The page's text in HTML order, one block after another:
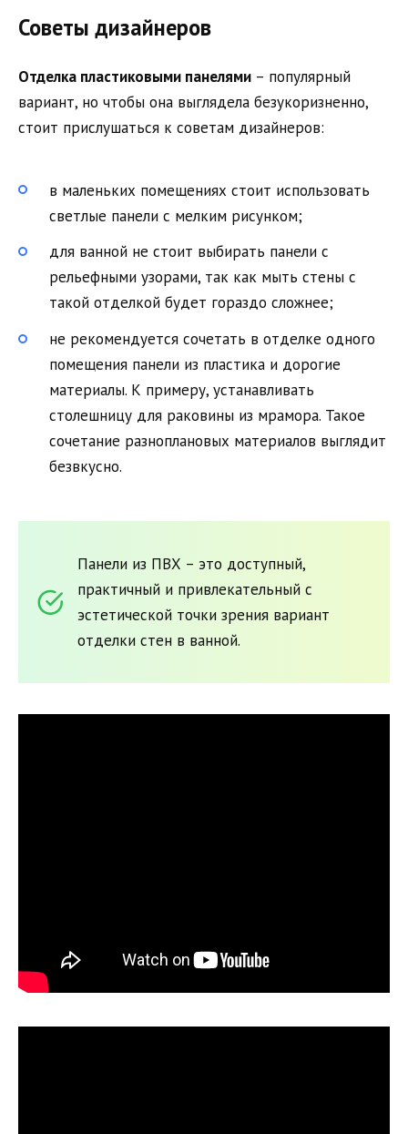
Советы дизайнеров
Отделка пластиковыми панелями – популярный
вариант, но чтобы она выглядела безукоризненно,
стоит прислушаться к советам дизайнеров:
в маленьких помещениях стоит использовать
светлые панели с мелким рисунком;
для ванной не стоит выбирать панели с
рельефными узорами, так как мыть стены с
такой отделкой будет гораздо сложнее;
не рекомендуется сочетать в отделке одного
помещения панели из пластика и дорогие
материалы. К примеру, устанавливать
столешницу для раковины из мрамора. Такое
сочетание разноплановых материалов выглядит
безвкусно.
Панели из ПВХ – это доступный,
практичный и привлекательный с
эстетической точки зрения вариант
отделки стен в ванной.